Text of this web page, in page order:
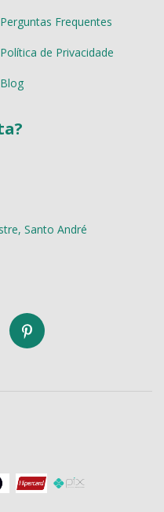
Perguntas Frequentes
Política de Privacidade
Blog
Santo André